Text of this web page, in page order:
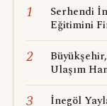
1
Serhendi
Eğitimini
2
Ulaşım
3
İnegöl